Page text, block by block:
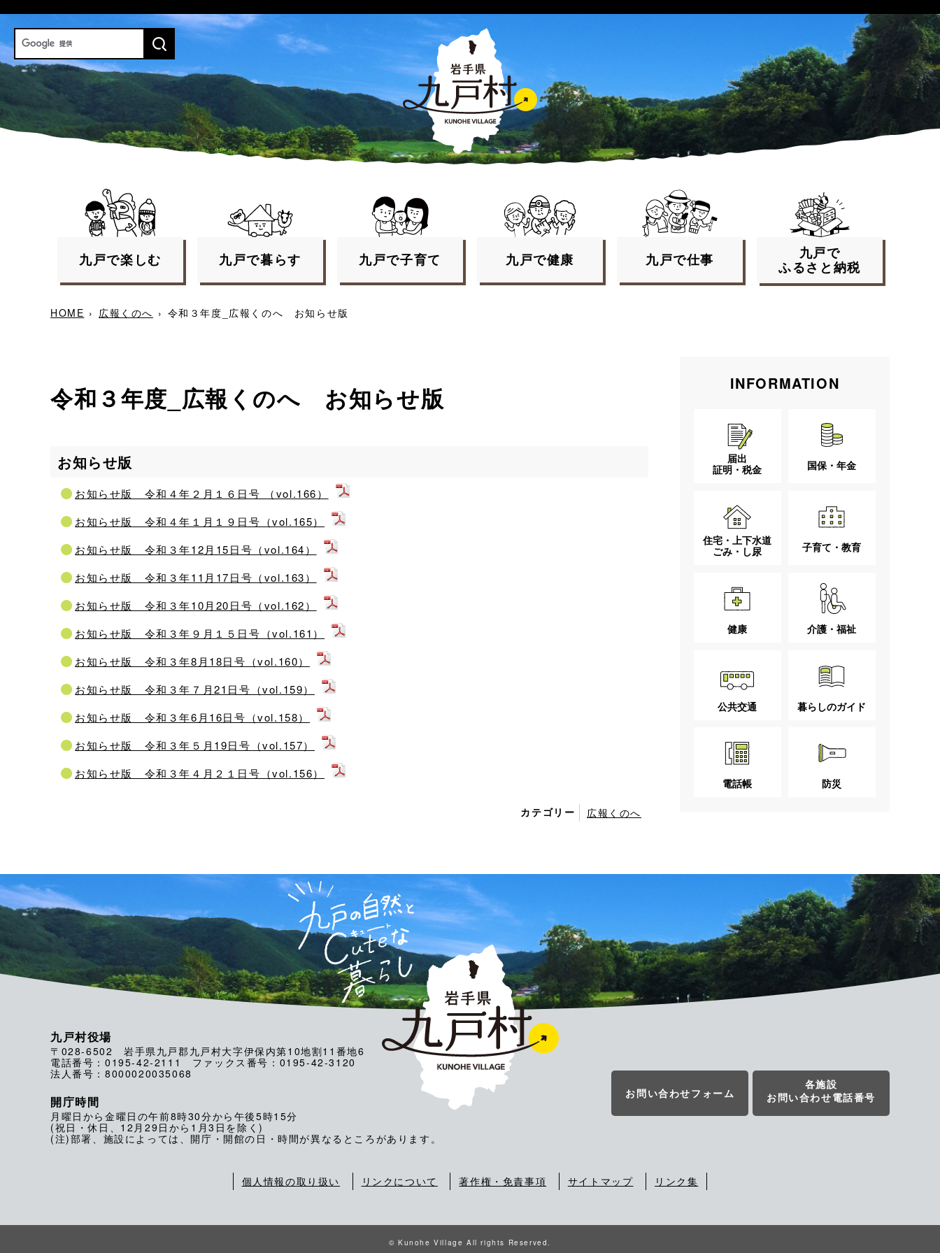
九戸で楽しむ 九戸で暮らす 九戸で子育て 九戸で健康 九戸で仕事
九戸で
ふるさと納税
HOME › 広報くのへ › 令和３年度_広報くのへ お知らせ版
令和３年度_広報くのへ お知らせ版
お知らせ版
お知らせ版 令和４年２月１６日号 （vol.166）
お知らせ版 令和４年１月１９日号（vol.165）
お知らせ版 令和３年12月15日号（vol.164）
お知らせ版 令和３年11月17日号（vol.163）
お知らせ版 令和３年10月20日号（vol.162）
お知らせ版 令和３年９月１５日号（vol.161）
お知らせ版 令和３年8月18日号（vol.160）
お知らせ版 令和３年７月21日号（vol.159）
お知らせ版 令和３年6月16日号（vol.158）
お知らせ版 令和３年５月19日号（vol.157）
お知らせ版 令和３年４月２１日号（vol.156）
カテゴリー 広報くのへ
INFORMATION
届出
証明・税金
国保・年金
住宅・上下水道
ごみ・し尿
子育て・教育
健康 介護・福祉
公共交通 暮らしのガイド
電話帳 防災
九戸村役場
〒028-6502 岩手県九戸郡九戸村大字伊保内第10地割11番地6
電話番号：0195-42-2111 ファックス番号：0195-42-3120
法人番号：8000020035068
開庁時間
月曜日から金曜日の午前8時30分から午後5時15分
(祝日・休日、12月29日から1月3日を除く)
(注)部署、施設によっては、開庁・開館の日・時間が異なるところがあります。
お問い合わせフォーム
各施設
お問い合わせ電話番号
個人情報の取り扱い リンクについて 著作権・免責事項 サイトマップ リンク集
© Kunohe Village All rights Reserved.